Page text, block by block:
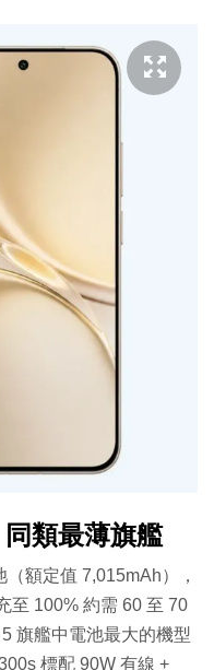
類最薄旗艦
額定值 7,015mAh），
至 100% 約需 60 至 70
旗艦中電池最大的機型
標配 90W 有線 +